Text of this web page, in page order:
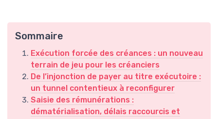
Sommaire
Exécution forcée des créances : un nouveau
terrain de jeu pour les créanciers
De l’injonction de payer au titre exécutoire :
un tunnel contentieux à reconfigurer
Saisie des rémunérations :
dématérialisation, délais raccourcis et